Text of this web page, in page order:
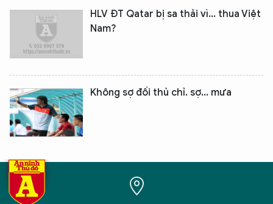
HLV ĐT Qatar bị sa thải vì... thua Việt
Nam?
Không sợ đối thủ chỉ. sợ... mưa